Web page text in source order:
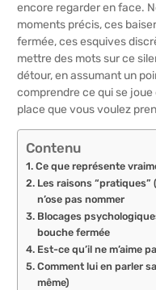
encore regarder en face.
moments précis, ces
fermée, ces esquives
mettre des mots sur ce
détour, en assumant un
comprendre ce qui se
place que vous voulez
Contenu
Ce que représente
Les raisons “pratiques”
n’ose pas nommer
Blocages
bouche fermée
Est-ce qu’il ne m’aime
Comment lui en parler
même)